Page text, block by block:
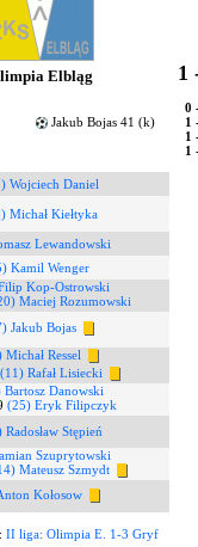
Elbląg 1
0
Jakub Bojas 41 (k)
1
1
1
Wojciech Daniel
Michał Kiełtyka
Lewandowski
Kamil Wenger
Kop-Ostrowski
Maciej Rozumowski
Jakub Bojas
Michał Ressel
(11) Rafał Lisiecki
Bartosz Danowski
(25) Eryk Filipczyk
Radosław Stępień
Szuprytowski
Mateusz Szmydt
Kołosow
II liga: Olimpia E. 1-3 Gryf